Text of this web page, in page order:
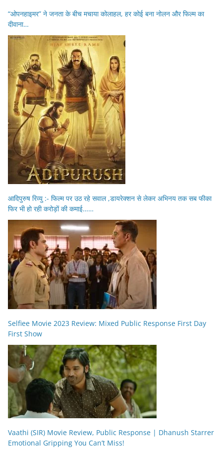
“ओपनहाइमर” ने जनता के बीच मचाया कोलाहल, हर कोई बना नोलन और फिल्म का
दीवाना…
आदिपुरुष रिव्यु :- फिल्म पर उठ रहे सवाल ,डायरेक्शन से लेकर अभिनय तक सब फीका
फिर भी हो रही करोड़ों की कमाई……
Selfiee Movie 2023 Review: Mixed Public Response First Day
First Show
Vaathi (SIR) Movie Review, Public Response | Dhanush Starrer
Emotional Gripping You Can’t Miss!